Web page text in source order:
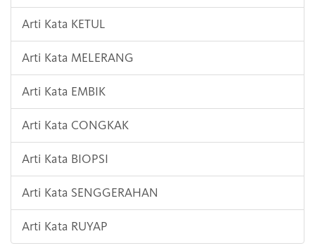
Arti Kata KETUL
Arti Kata MELERANG
Arti Kata EMBIK
Arti Kata CONGKAK
Arti Kata BIOPSI
Arti Kata SENGGERAHAN
Arti Kata RUYAP